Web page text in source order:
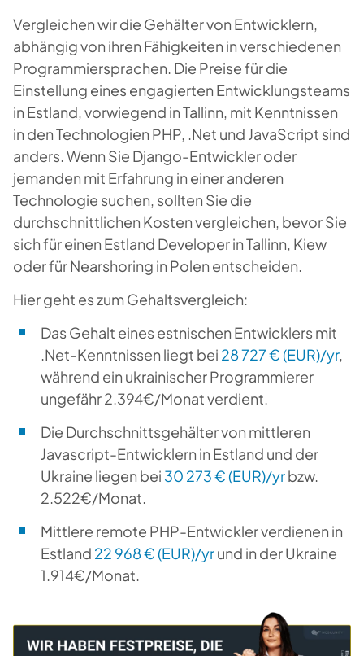
Vergleichen wir die Gehälter von Entwicklern,
abhängig von ihren Fähigkeiten in verschiedenen
Programmiersprachen. Die Preise für die
Einstellung eines engagierten Entwicklungsteams
in Estland, vorwiegend in Tallinn, mit Kenntnissen
in den Technologien PHP, .Net und JavaScript sind
anders. Wenn Sie Django-Entwickler oder
jemanden mit Erfahrung in einer anderen
Technologie suchen, sollten Sie die
durchschnittlichen Kosten vergleichen, bevor Sie
sich für einen Estland Developer in Tallinn, Kiew
oder für Nearshoring in Polen entscheiden.
Hier geht es zum Gehaltsvergleich:
Das Gehalt eines estnischen Entwicklers mit
.Net-Kenntnissen liegt bei 28 727 € (EUR)/yr,
während ein ukrainischer Programmierer
ungefähr 2.394€/Monat verdient.
Die Durchschnittsgehälter von mittleren
Javascript-Entwicklern in Estland und der
Ukraine liegen bei 30 273 € (EUR)/yrbzw.
2.522€/Monat.
Mittlere remote PHP-Entwickler verdienen in
Estland 22 968 € (EUR)/yrund in der Ukraine
1.914€/Monat.